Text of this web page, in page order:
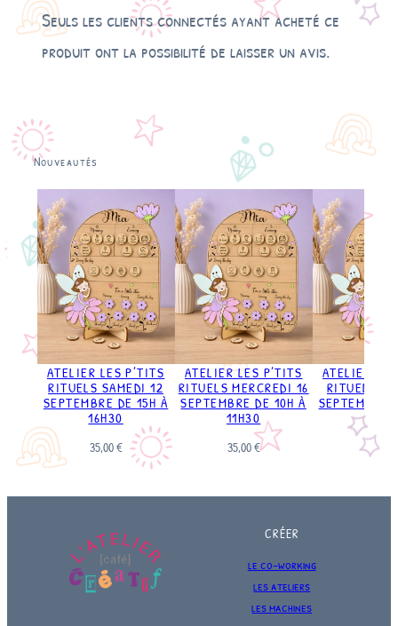
Seuls les clients connectés ayant acheté ce
produit ont la possibilité de laisser un avis.
Nouveautés
ATELIER LES P’TITS
RITUELS SAMEDI 12
SEPTEMBRE DE 15H À
16H30
35,00€
ATELIER LES P’TITS
RITUELS MERCREDI 16
SEPTEMBRE DE 10H À
11H30
35,00€
ATELIER
RITUELS
SEPTEMBRE
11H30
35,00
CRÉER
le co-working
les ateliers
les machines